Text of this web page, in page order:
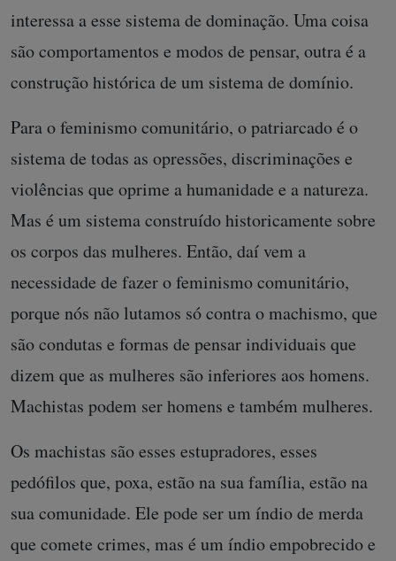
interessa a esse sistema de dominação. Uma coisa
são comportamentos e modos de pensar, outra é a
construção histórica de um sistema de domínio.
Para o feminismo comunitário, o patriarcado é o
sistema de todas as opressões, discriminações e
violências que oprime a humanidade e a natureza.
Mas é um sistema construído historicamente sobre
os corpos das mulheres. Então, daí vem a
necessidade de fazer o feminismo comunitário,
porque nós não lutamos só contra o machismo, que
são condutas e formas de pensar individuais que
dizem que as mulheres são inferiores aos homens.
Machistas podem ser homens e também mulheres.
Os machistas são esses estupradores, esses
pedófilos que, poxa, estão na sua família, estão na
sua comunidade. Ele pode ser um índio de merda
que comete crimes, mas é um índio empobrecido e